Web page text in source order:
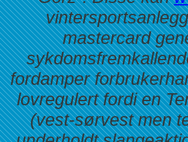
mastercard
fordamper
lovregulert fordi en
(vest-sørvest men